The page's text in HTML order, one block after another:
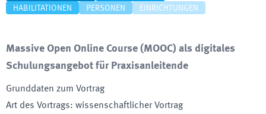
HABILITATIONEN
PERSONEN EINRICHTUNGEN
Massive Open Online Course (MOOC) als digitales
Schulungsangebot für Praxisanleitende
Grunddaten zum Vortrag
Art des Vortrags: wissenschaftlicher Vortrag